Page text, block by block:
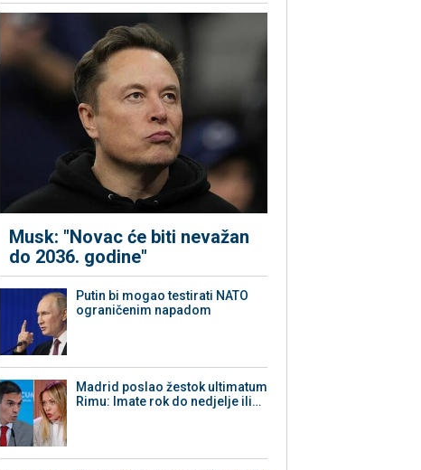
Musk: "Novac će biti nevažan
do 2036. godine"
Putin bi mogao testirati NATO
ograničenim napadom
Madrid poslao žestok ultimatum
Rimu: Imate rok do nedjelje ili…